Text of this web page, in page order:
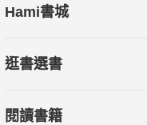
Hami書城
逛書選書
閱讀書籍